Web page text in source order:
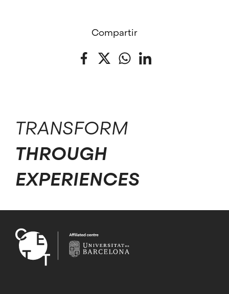
Compartir
Facebook
Twitter WhatsApp
TRANSFORM
THROUGH
EXPERIENCES